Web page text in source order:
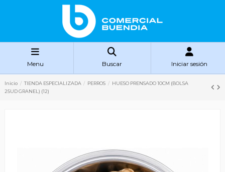
Menu Buscar Iniciar sesión
Inicio TIENDA ESPECIALIZADA PERROS
HUESO PRENSADO 10CM (BOLSA
25UD GRANEL) (12)